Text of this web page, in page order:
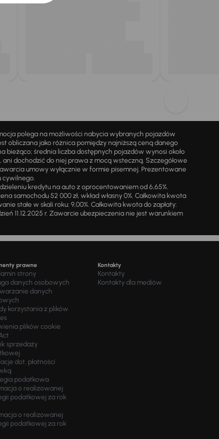
polega na możliwości nabycia wybranych pojazdów
obliczana jako różnica pomiędzy najniższą ceną danego
bieżąco; średnia liczba dostępnych pojazdów wynosi około
dochodzić do niej prawa z mocą wsteczną. Szczegółowe
umowy wyłącznie w formie pisemnej. Prezentowane
cywilnego.
kredytu na auto z oprocentowaniem od 6,65%.
samochodu 52 000 zł, wkład własny 0%. Całkowita kwota
stałe w skali roku: 9,00%. Całkowita kwota do zapłaty:
11.12.2025 r. Zawarcie ubezpieczenia nie jest warunkiem
prawne
strony
danych osobowych
danych
korzystania z plików
plików cookie
sprzedaży
dot. płatności
podatkowa
o realizowanej
podatkowej za rok
o realizowanej
podatkowej za rok
Kontakty
Kontakty
Kontakty dla mediów